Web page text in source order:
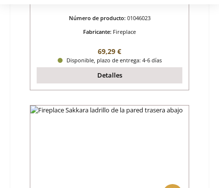
Número de producto: 01046023
Fabricante: Fireplace
Precio normal:
69,29 €
Disponible, plazo de entrega: 4-6 días
Detalles